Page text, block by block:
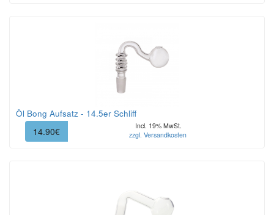
Öl Bong Aufsatz - 14.5er Schliff
14.90€
Incl. 19% MwSt.
zzgl. Versandkosten